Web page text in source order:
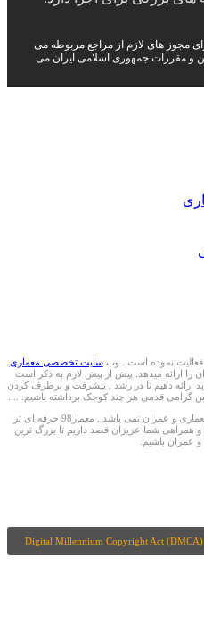
مجوز های لازم از مراجع مربوطه می
و مقررات جمهوری اسلامی ایران می
فعالیت نموده است . وبسایت تخصصی معماری
را ارائه میدهد. پیش از پیش لازم به ذکر است
ارائه دهیم تا در رشد , پیشرفت و برطرف کردن
گرامی قدمی هر چند کوچک برداشته باشیم. ....
هدف ما فعالیت همچون سایر وب سایت های معماری و عمران نمی باشد , معمار98 حرفه ای تر
عمل می کند. با همت و پشتکار تیم معماری 98 و همراهی شما عزیزان قصد داریم تا بزرگ ترین
عمران باشیم.
Digital Millennium Copyright Act (DMCA)